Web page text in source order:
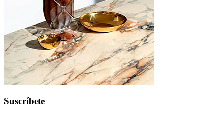
Suscríbete